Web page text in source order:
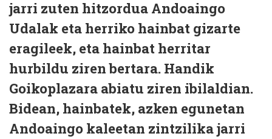
jarri zuten hitzordua Andoaingo
Udalak eta herriko hainbat gizarte
eragileek, eta hainbat herritar
hurbildu ziren bertara. Handik
Goikoplazara abiatu ziren ibilaldian.
Bidean, hainbatek, azken egunetan
Andoaingo kaleetan zintzilika jarri